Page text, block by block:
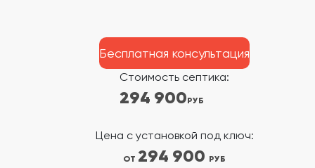
Стоимость септика:
294 900РУБ
Цена с установкой под ключ:
ОТ 294 900 РУБ
Бесплатная консультация